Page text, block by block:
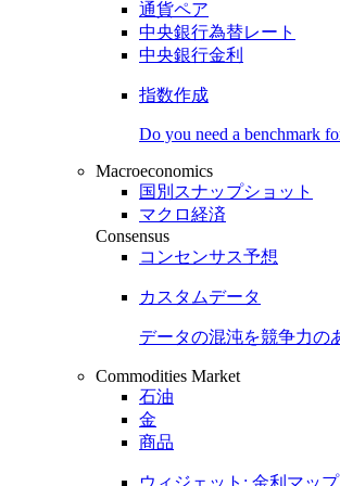
通貨ペア
中央銀行為替レート
中央銀行金利
指数作成
Do you need a benchmark
Macroeconomics
国別スナップショット
マクロ経済
Consensus
コンセンサス予想
カスタムデータ
データの混沌を競争力の
Commodities Market
石油
金
商品
ウィジェット: 金利マップ